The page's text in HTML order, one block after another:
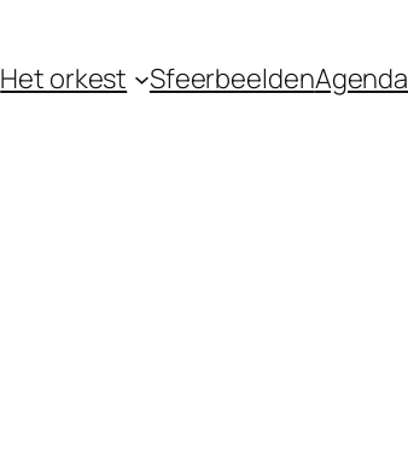
Het orkest SfeerbeeldenAgenda